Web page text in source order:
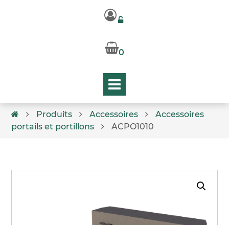
0
Produits Accessoires
Accessoires
portails et portillons
ACPO1010